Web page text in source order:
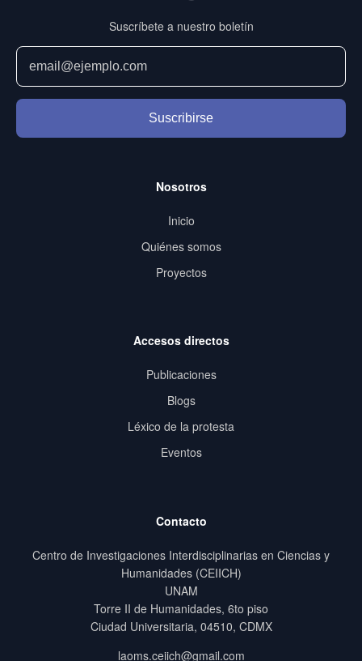
Suscríbete a nuestro boletín
Suscribirse
Nosotros
Inicio
Quiénes somos
Proyectos
Accesos directos
Publicaciones
Blogs
Léxico de la protesta
Eventos
Contacto
Centro de Investigaciones Interdisciplinarias en Ciencias y
Humanidades (CEIICH)
UNAM
Torre II de Humanidades, 6to piso
Ciudad Universitaria, 04510, CDMX
laoms.ceiich@gmail.com